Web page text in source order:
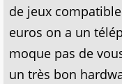
de jeux
euros on a un
moque pas de
un très bon